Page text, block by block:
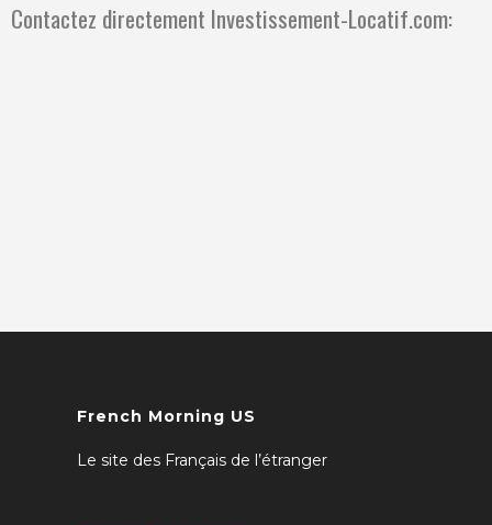
Contactez directement Investissement-Locatif.com:
French Morning US
Le site des Français de l’étranger